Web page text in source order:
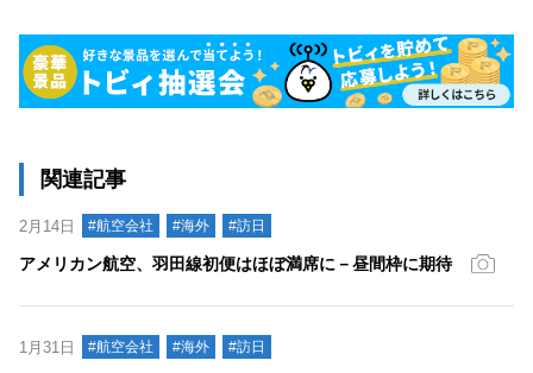
関連記事
2月14日 #航空会社 #海外 #訪日
アメリカン航空、羽田線初便はほぼ満席に－昼間枠に期待
1月31日 #航空会社 #海外 #訪日